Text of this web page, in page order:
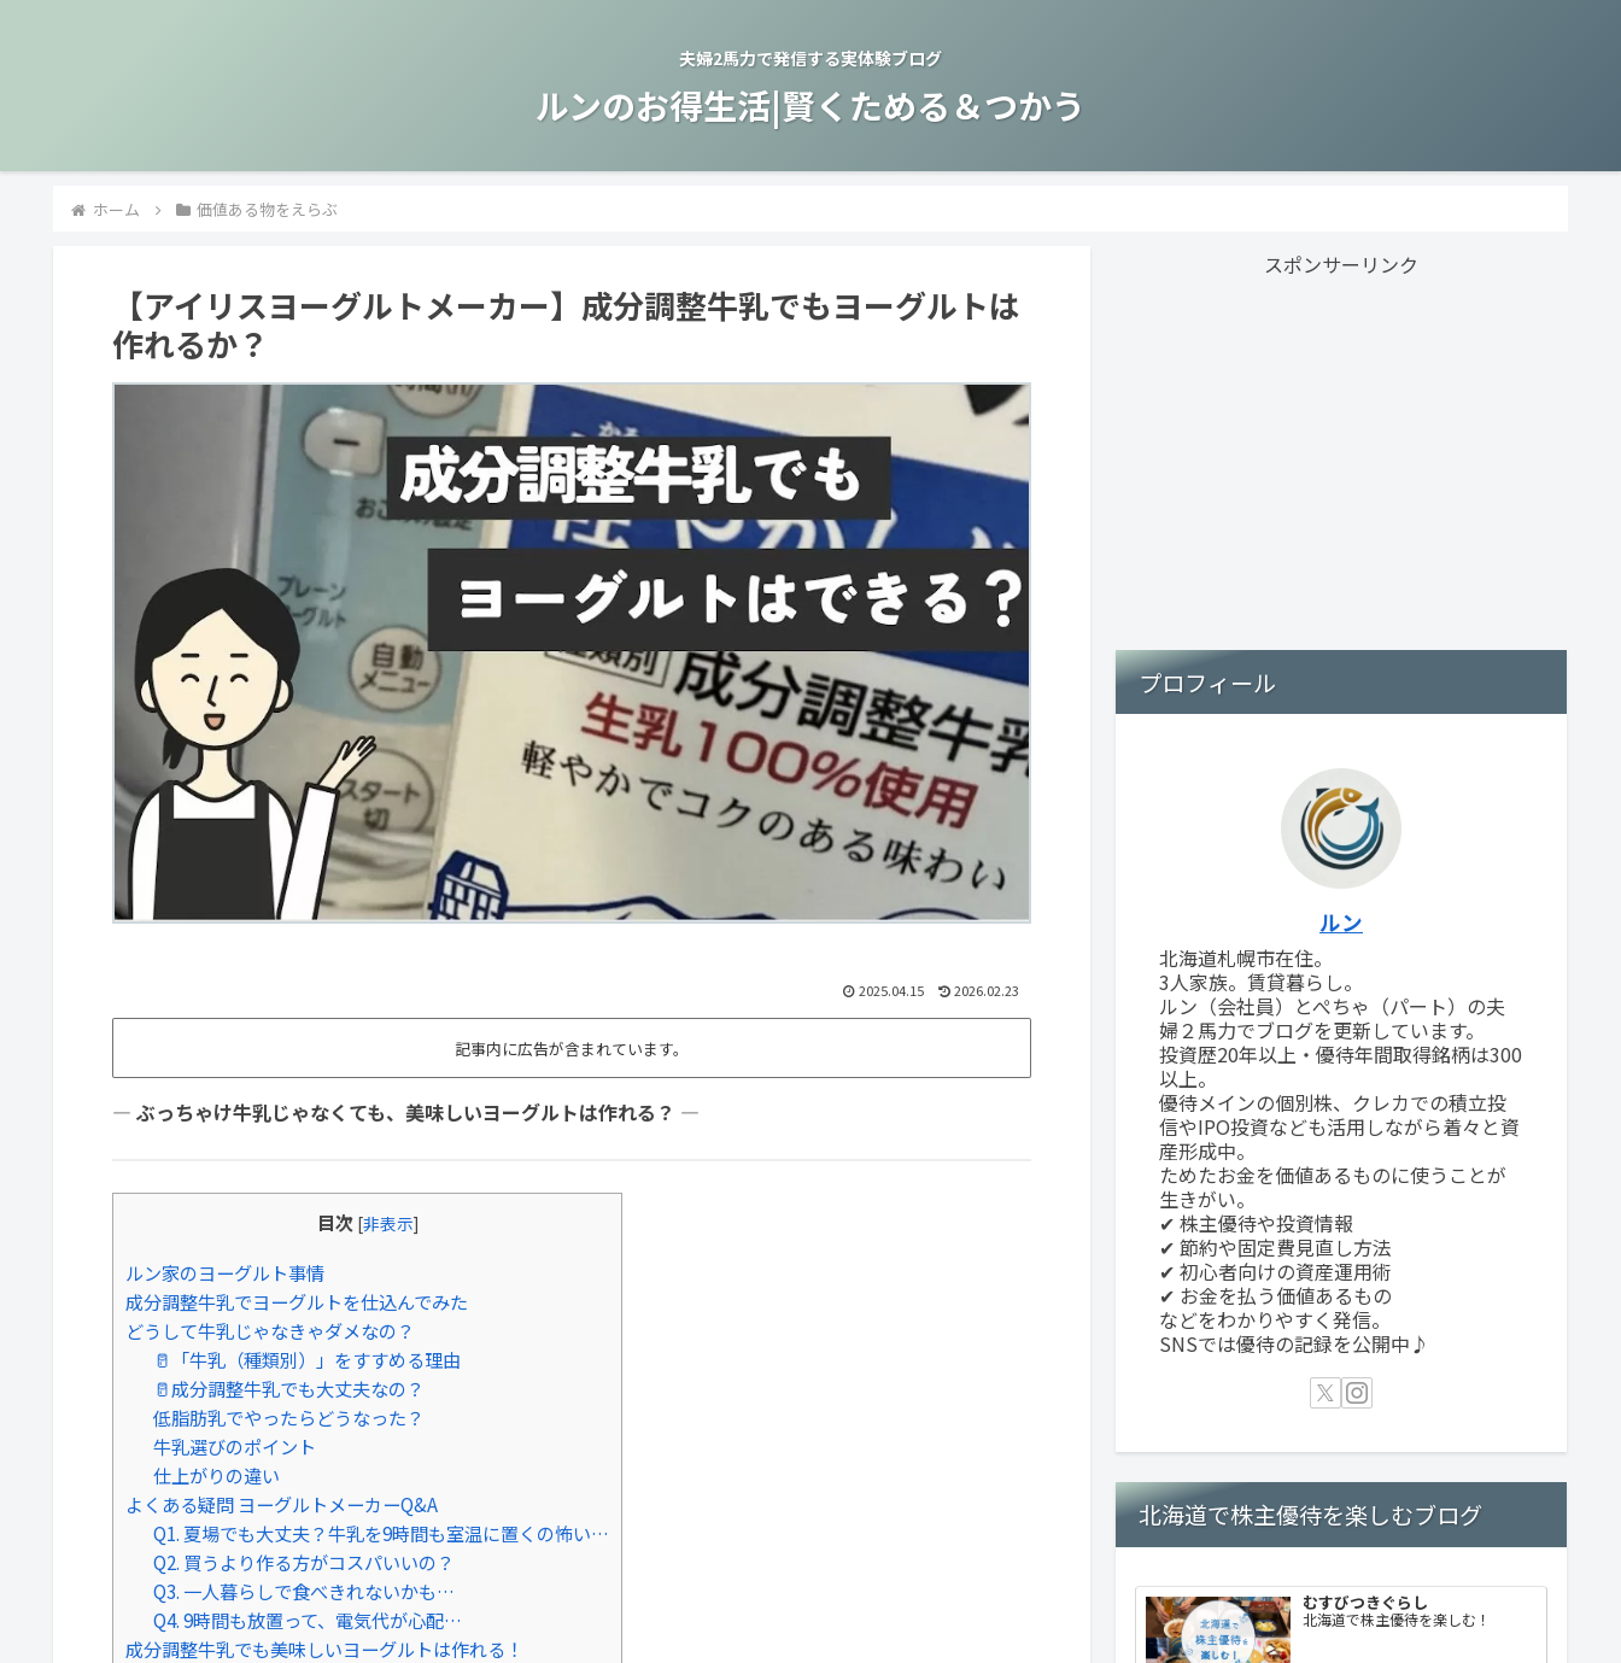
夫婦2馬力で発信する実体験ブログ
ルンのお得生活|賢くためる＆つかう
ホーム 価値ある物をえらぶ
【アイリスヨーグルトメーカー】成分調整牛乳でもヨーグルトは
作れるか？
2025.04.15 2026.02.23
記事内に広告が含まれています。
― ぶっちゃけ牛乳じゃなくても、美味しいヨーグルトは作れる？ ―
目次 [非表示]
ルン家のヨーグルト事情
成分調整牛乳でヨーグルトを仕込んでみた
どうして牛乳じゃなきゃダメなの？
🥛「牛乳（種類別）」をすすめる理由
🥛成分調整牛乳でも大丈夫なの？
低脂肪乳でやったらどうなった？
牛乳選びのポイント
仕上がりの違い
よくある疑問 ヨーグルトメーカーQ&A
Q1. 夏場でも大丈夫？牛乳を9時間も室温に置くの怖い…
Q2. 買うより作る方がコスパいいの？
Q3. 一人暮らしで食べきれないかも…
Q4. 9時間も放置って、電気代が心配…
成分調整牛乳でも美味しいヨーグルトは作れる！
スポンサーリンク
プロフィール
ルン
北海道札幌市在住。
3人家族。賃貸暮らし。
ルン（会社員）とぺちゃ（パート）の夫
婦２馬力でブログを更新しています。
投資歴20年以上・優待年間取得銘柄は300
以上。
優待メインの個別株、クレカでの積立投
信やIPO投資なども活用しながら着々と資
産形成中。
ためたお金を価値あるものに使うことが
生きがい。
✔ 株主優待や投資情報
✔ 節約や固定費見直し方法
✔ 初心者向けの資産運用術
✔ お金を払う価値あるもの
などをわかりやすく発信。
SNSでは優待の記録を公開中♪
北海道で株主優待を楽しむブログ
むすびつきぐらし
北海道で株主優待を楽しむ！